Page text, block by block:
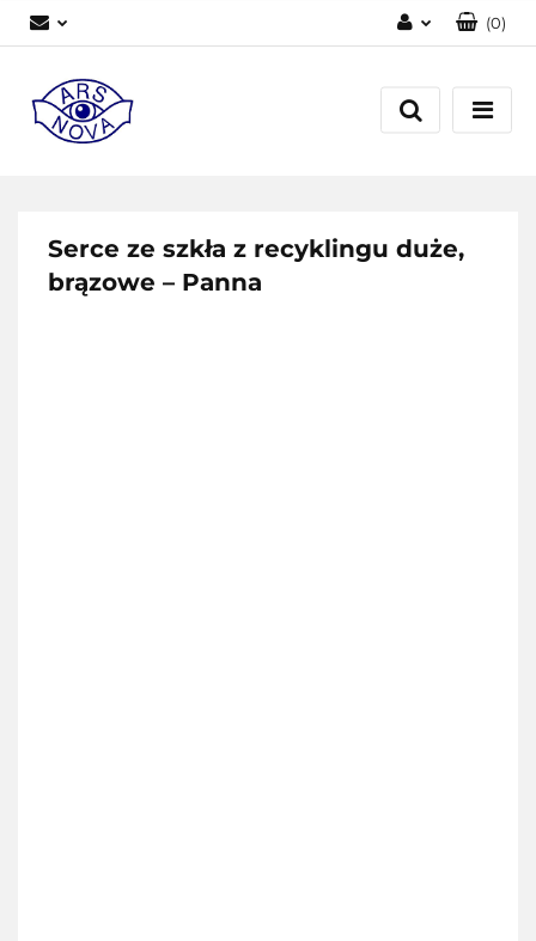
Zarejestruj się
(0)
Serce ze szkła z recyklingu duże,
brązowe – Panna